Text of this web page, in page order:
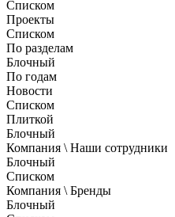
Списком
Проекты
Списком
По разделам
Блочный
По годам
Новости
Списком
Плиткой
Блочный
Компания \ Наши сотрудники
Блочный
Списком
Компания \ Бренды
Блочный